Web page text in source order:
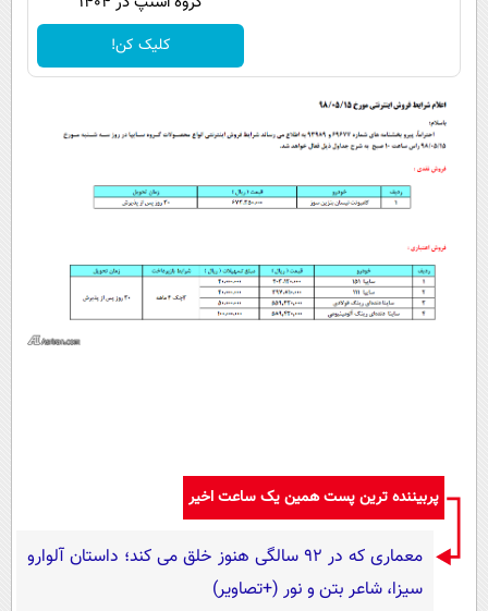
کلیک کن!
پربیننده ترین پست همین یک ساعت اخیر
معماری که در 92 سالگی هنوز خلق می کند؛ داستان آلوارو
سیزا، شاعر بتن و نور (+تصاویر)